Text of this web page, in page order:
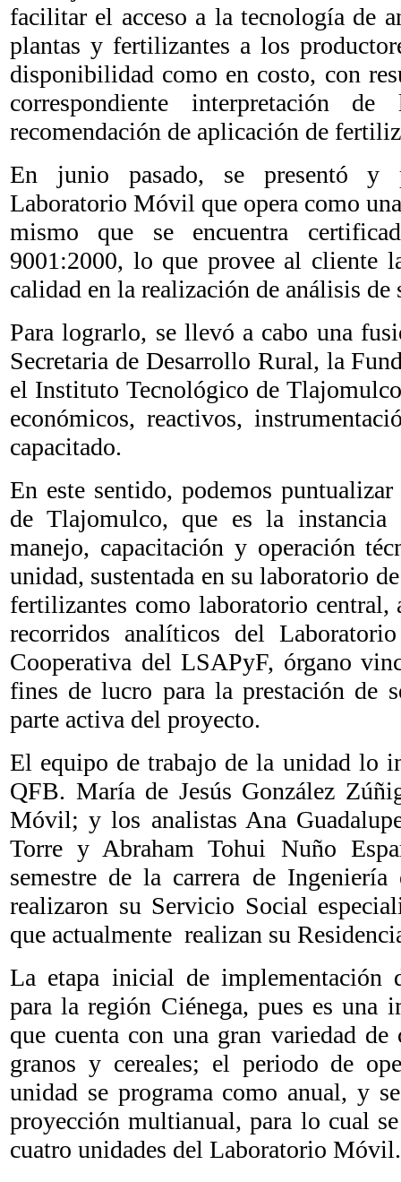
facilitar el acceso a la tecnología de
plantas y fertilizantes a los
disponibilidad como en costo, con
correspondiente interpretación
recomendación de aplicación de
En junio pasado, se presentó y
Laboratorio Móvil que opera como
mismo que se encuentra
9001:2000, lo que provee al cliente
calidad en la realización de análisis de
Para lograrlo, se llevó a cabo una
Secretaria de Desarrollo Rural, la
el Instituto Tecnológico de
económicos, reactivos,
capacitado.
En este sentido, podemos
de Tlajomulco, que es la instancia
manejo, capacitación y operación
unidad, sustentada en su laboratorio
fertilizantes como laboratorio central,
recorridos analíticos del
Cooperativa del LSAPyF, órgano
fines de lucro para la prestación de
parte activa del proyecto.
El equipo de trabajo de la unidad lo
QFB. María de Jesús González
Móvil; y los analistas Ana
Torre y Abraham Tohui Nuño
semestre de la carrera de
realizaron su Servicio Social
que actualmente realizan su
La etapa inicial de implementación
para la región Ciénega, pues es una
que cuenta con una gran variedad
granos y cereales; el periodo de
unidad se programa como anual, y
proyección multianual, para lo cual
cuatro unidades del Laboratorio Móvil.